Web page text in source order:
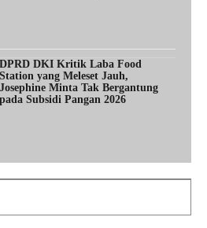
DPRD DKI Kritik Laba Food
Station yang Meleset Jauh,
Josephine Minta Tak Bergantung
pada Subsidi Pangan 2026